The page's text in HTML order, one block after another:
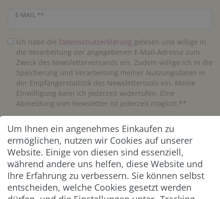
E-MAIL **
Newsletter Honig
Ich habe die Daten­schutz­erklärung gelesen und willige in
die Verarbeitung der angegebenen E-Mail-Adresse zum
Zweck des Newsletterversands ein. Zudem willige ich in die
Speicherung und Verarbeitung meiner Nutzungsdaten in
der Empfängerstatistik des Newslettertools ein. Meine
Einwilligung kann ich jederzeit widerrufen. Eine
Abmeldung vom Newsletter ist jederzeit möglich.**
Abonnieren
** Hierbei handelt es sich um ein Pflichtfeld.
ZAHLUNG & VERSAND
Um Ihnen ein angenehmes Einkaufen zu
ermöglichen, nutzen wir Cookies auf unserer
Website. Einige von diesen sind essenziell,
während andere uns helfen, diese Website und
Ihre Erfahrung zu verbessern. Sie können selbst
entscheiden, welche Cookies gesetzt werden